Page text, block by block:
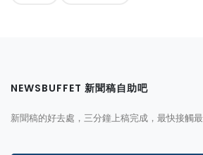
NEWSBUFFET 新聞稿自助吧
新聞稿的好去處，三分鐘上稿完成，最快接觸